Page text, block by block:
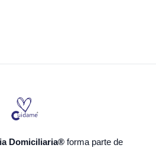
Domiciliaria®forma parte de